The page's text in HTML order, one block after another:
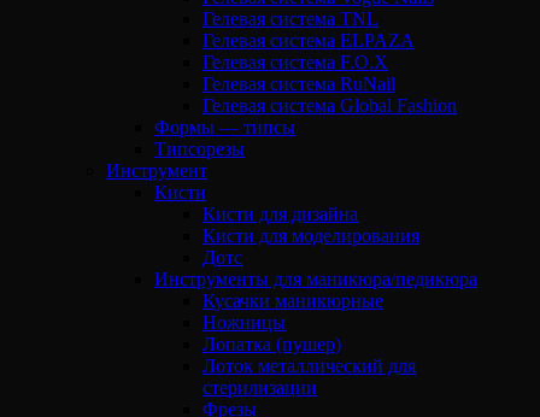
Гелевая система TNL
Гелевая система ELPAZA
Гелевая система F.O.X
Гелевая система RuNail
Гелевая система Global Fashion
Формы — типсы
Типсорезы
Инструмент
Кисти
Кисти для дизайна
Кисти для моделирования
Дотс
Инструменты для маникюра/педикюра
Кусачки маникюрные
Ножницы
Лопатка (пушер)
Лоток металлический для
стерилизации
Фрезы